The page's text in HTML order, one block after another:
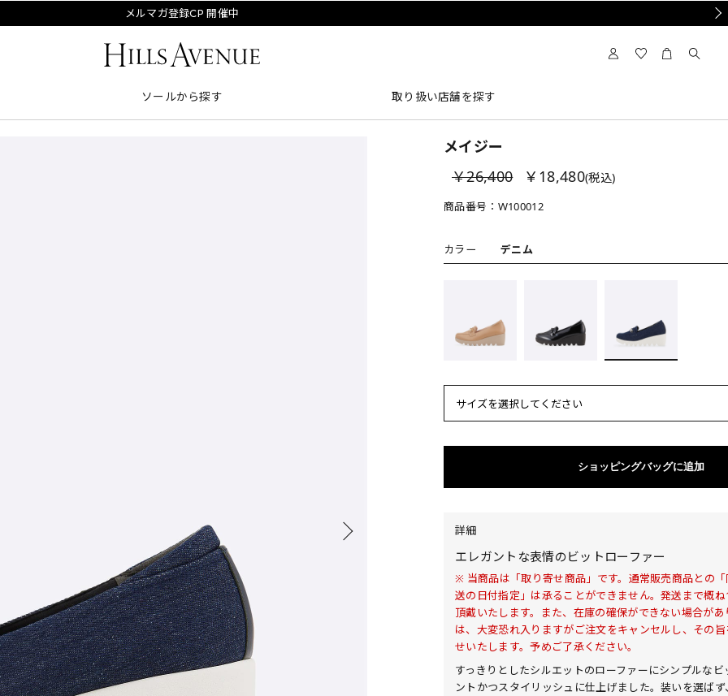
メルマガ登録CP 開催中
ソールから探す 取り扱い店舗を探す
メイジー
￥26,400
￥18,480(税込)
商品番号： W100012
カラー デニム
サイズを選択してください
ショッピングバッグに追加
詳細
エレガントな表情のビットローファー
※ 当商品は「取り寄せ商品」です。通常販売商品との
送の日付指定」は承ることができません。発送まで概
頂戴いたします。また、在庫の確保ができない場合が
は、大変恐れ入りますがご注文をキャンセルし、その
せいたします。予めご了承ください。
すっきりとしたシルエットのローファーにシンプルな
ントかつスタイリッシュに仕上げました。装いを選ば